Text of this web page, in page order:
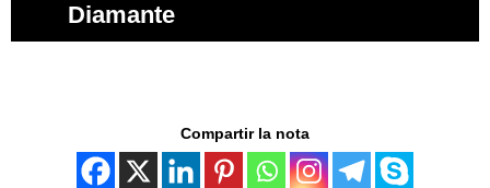
Diamante
Compartir la nota